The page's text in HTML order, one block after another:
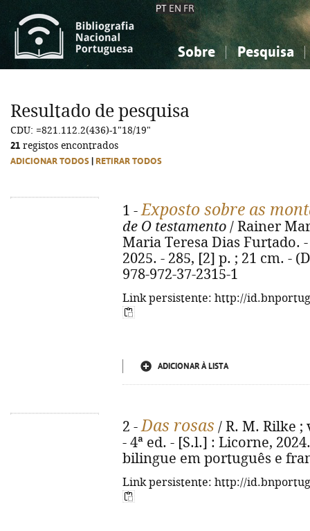
PT EN FR
Sobre Pesquisa
Ciências sociais...
Ciências sociais...
Resultado de pesquisa
CDU: =821.112.2(436)-1"18/19"
21 registos encontrados
ADICIONAR TODOS RETIRAR TODOS
1 -Exposto sobre as
de O testamento / Rainer
Maria Teresa Dias Furtado.
2025. - 285, [2] p. ; 21 cm. -
978-972-37-2315-1
Link persistente: http://
ADICIONAR À LISTA
2 -Das rosas / R. M. Rilke ;
- 4ª ed. - [S.l.] : Licorne,
bilingue em português e
Link persistente: http://